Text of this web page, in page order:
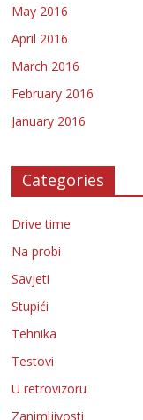
May 2016
April 2016
March 2016
February 2016
January 2016
Categories
Drive time
Na probi
Savjeti
Stupići
Tehnika
Testovi
U retrovizoru
Zanimljivosti